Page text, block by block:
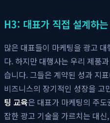
H3: 대표가 직접 설계하
많은 대표들이 마케팅을 광고
다. 하지만 대행사는 우리 제품
습니다. 그들은 계약된 성과 지
비즈니스의 장기적인 성장을 고
팅 교육은 대표가 마케팅의 주
잡한 광고 기술을 가르치는 대